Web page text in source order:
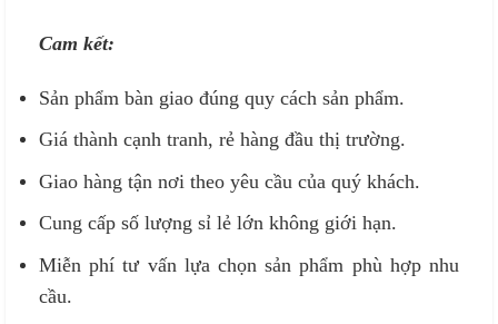
Cam kết:
Sản phẩm bàn giao đúng quy cách sản phẩm.
Giá thành cạnh tranh, rẻ hàng đầu thị trường.
Giao hàng tận nơi theo yêu cầu của quý khách.
Cung cấp số lượng sỉ lẻ lớn không giới hạn.
Miễn phí tư vấn lựa chọn sản phẩm phù hợp nhu
cầu.